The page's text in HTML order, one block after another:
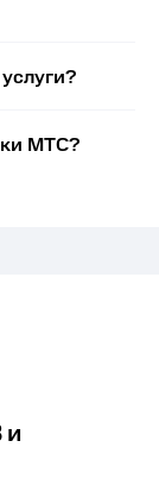
МТС?